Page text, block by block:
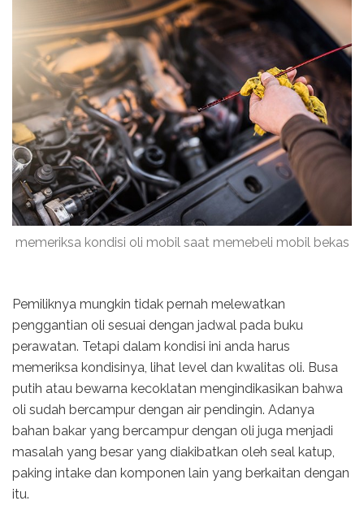
memeriksa kondisi oli mobil saat memebeli mobil bekas
Pemiliknya mungkin tidak pernah melewatkan
penggantian oli sesuai dengan jadwal pada buku
perawatan. Tetapi dalam kondisi ini anda harus
memeriksa kondisinya, lihat level dan kwalitas oli. Busa
putih atau bewarna kecoklatan mengindikasikan bahwa
oli sudah bercampur dengan air pendingin. Adanya
bahan bakar yang bercampur dengan oli juga menjadi
masalah yang besar yang diakibatkan oleh seal katup,
paking intake dan komponen lain yang berkaitan dengan
itu.